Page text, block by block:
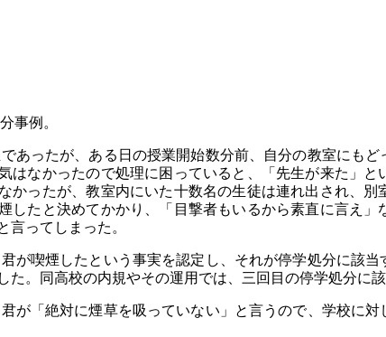
事例。
あったが、ある日の授業開始数分前、自分の教室にも
はなかったので処理に困っていると、「先生が来た」
かったが、教室内にいた十数名の生徒は連れ出され、
したと決めてかかり、「目撃者もいるから素直に言え
言ってしまった。
が喫煙したという事実を認定し、それが停学処分に該
た。同高校の内規やその運用では、三回目の停学処分に
が「絶対に煙草を吸っていない」と言うので、学校に